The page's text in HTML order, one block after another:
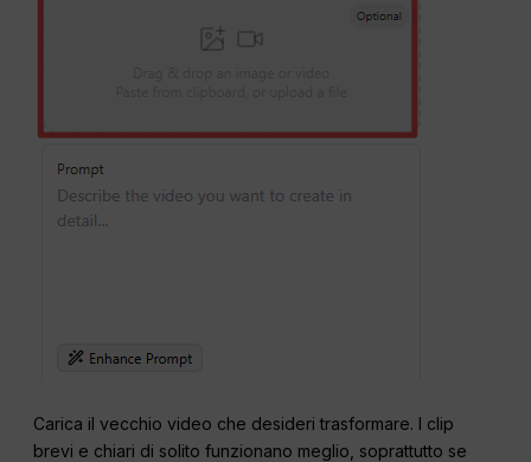
Carica il vecchio video che desideri trasformare. I clip
brevi e chiari di solito funzionano meglio, soprattutto se